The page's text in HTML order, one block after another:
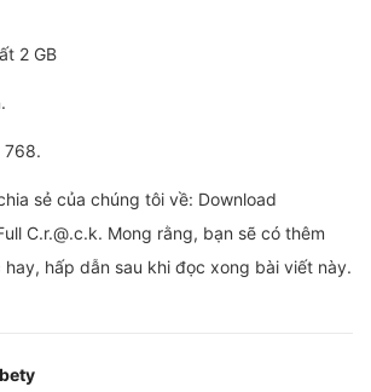
2 GB
768.
sẻ của chúng tôi về: Download
C.r.@.c.k. Mong rằng, bạn sẽ có thêm
hấp dẫn sau khi đọc xong bài viết này.